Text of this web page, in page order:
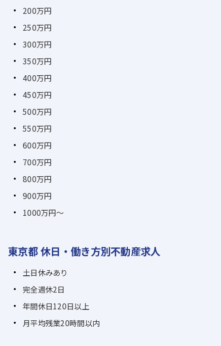
200万円
250万円
300万円
350万円
400万円
450万円
500万円
550万円
600万円
700万円
800万円
900万円
1000万円～
東京都 休日・働き方別不動産求人
土日休みあり
完全週休2日
年間休日120日以上
月平均残業20時間以内